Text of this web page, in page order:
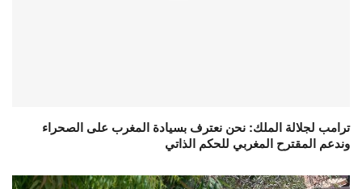
ترامب لجلالة الملك: نحن نعترف بسيادة المغرب على الصحراء
وندعم المقترح المغربي للحكم الذاتي